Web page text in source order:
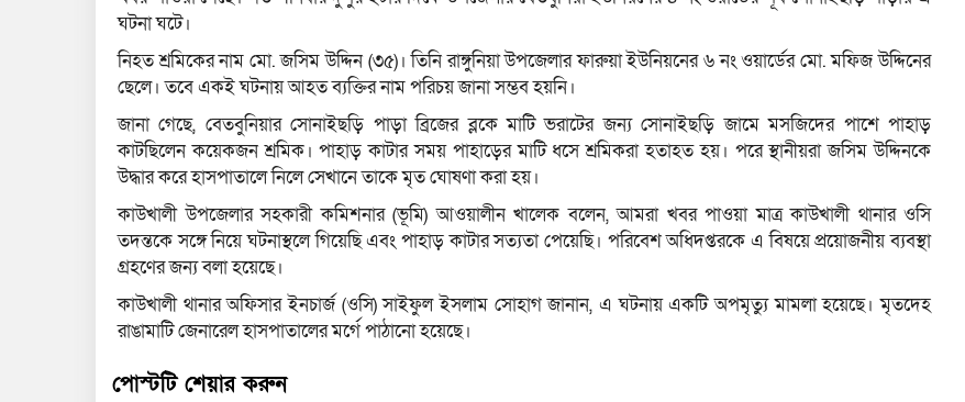
ঘটনা ঘটে।
নিহত শ্রমিকের নাম মো. জসিম উদ্দিন (৩৫)। তিনি রাঙ্গুনিয়া উপজেলার ফারুয়া ইউনিয়নের ৬ নং ওয়ার্ডের মো. মফিজ উদ্দিনের
ছেলে। তবে একই ঘটনায় আহত ব্যক্তির নাম পরিচয় জানা সম্ভব হয়নি।
জানা গেছে, বেতবুনিয়ার সোনাইছড়ি পাড়া ব্রিজের ব্লকে মাটি ভরাটের জন্য সোনাইছড়ি জামে মসজিদের পাশে পাহাড়
কাটছিলেন কয়েকজন শ্রমিক। পাহাড় কাটার সময় পাহাড়ের মাটি ধসে শ্রমিকরা হতাহত হয়। পরে স্থানীয়রা জসিম উদ্দিনকে
উদ্ধার করে হাসপাতালে নিলে সেখানে তাকে মৃত ঘোষণা করা হয়।
কাউখালী উপজেলার সহকারী কমিশনার (ভূমি) আওয়ালীন খালেক বলেন, আমরা খবর পাওয়া মাত্র কাউখালী থানার ওসি
তদন্তকে সঙ্গে নিয়ে ঘটনাস্থলে গিয়েছি এবং পাহাড় কাটার সত্যতা পেয়েছি। পরিবেশ অধিদপ্তরকে এ বিষয়ে প্রয়োজনীয় ব্যবস্থা
গ্রহণের জন্য বলা হয়েছে।
কাউখালী থানার অফিসার ইনচার্জ (ওসি) সাইফুল ইসলাম সোহাগ জানান, এ ঘটনায় একটি অপমৃত্যু মামলা হয়েছে। মৃতদেহ
রাঙামাটি জেনারেল হাসপাতালের মর্গে পাঠানো হয়েছে।
পোস্টটি শেয়ার করুন